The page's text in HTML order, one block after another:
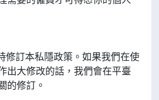
訂本私隱政策。如果我們在使
出大修改的話，我們會在平臺
的修訂。